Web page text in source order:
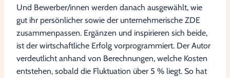
Und Bewerber/innen werden danach ausgewählt, wie
gut ihr persönlicher sowie der unternehmerische ZDE
zusammenpassen. Ergänzen und inspirieren sich beide,
ist der wirtschaftliche Erfolg vorprogrammiert. Der Autor
verdeutlicht anhand von Berechnungen, welche Kosten
entstehen, sobald die Fluktuation über 5 % liegt. So hat